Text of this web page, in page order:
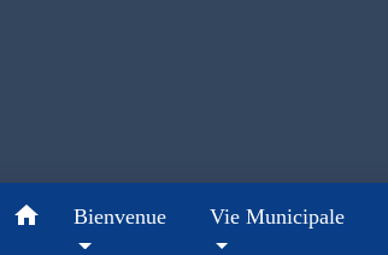
home Bienvenue Vie Municipale